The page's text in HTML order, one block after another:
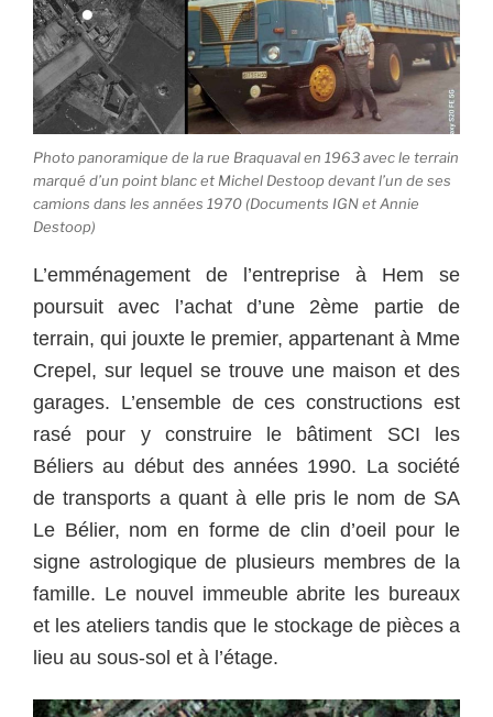
Photo panoramique de la rue Braquaval en 1963 avec le terrain
marqué d’un point blanc et Michel Destoop devant l’un de ses
camions dans les années 1970 (Documents IGN et Annie
Destoop)
L’emménagement de l’entreprise à Hem se
poursuit avec l’achat d’une 2ème partie de
terrain, qui jouxte le premier, appartenant à Mme
Crepel, sur lequel se trouve une maison et des
garages. L’ensemble de ces constructions est
rasé pour y construire le bâtiment SCI les
Béliers au début des années 1990. La société
de transports a quant à elle pris le nom de SA
Le Bélier, nom en forme de clin d’oeil pour le
signe astrologique de plusieurs membres de la
famille. Le nouvel immeuble abrite les bureaux
et les ateliers tandis que le stockage de pièces a
lieu au sous-sol et à l’étage.